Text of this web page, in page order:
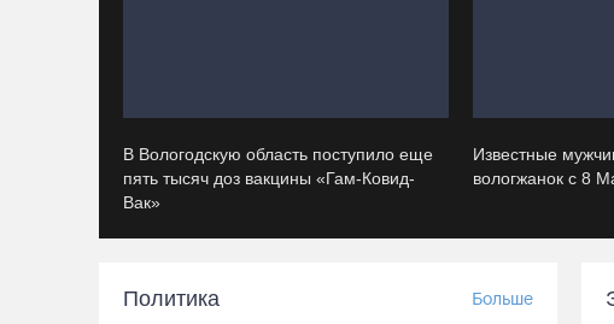
В Вологодскую область поступило еще
пять тысяч доз вакцины «Гам-Ковид-
Вак»
Известные
вологжанок с 8
Политика Больше